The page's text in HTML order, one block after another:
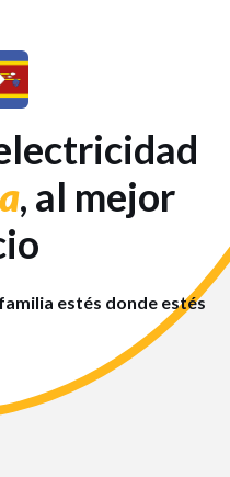
, al mejor
estés donde estés